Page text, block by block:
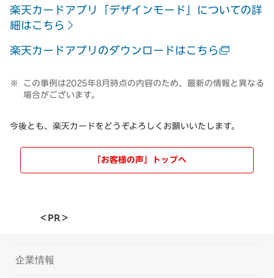
楽天カードアプリ「デザインモード」についての詳
細はこちら
楽天カードアプリのダウンロードはこちら
この事例は2025年8月時点の内容のため、最新の情報と異なる
場合がございます。
今後とも、楽天カードをどうぞよろしくお願いいたします。
「お客様の声」トップへ
＜PR＞
企業情報